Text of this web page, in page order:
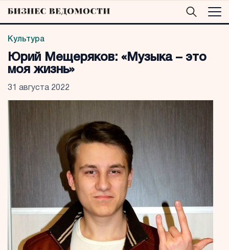
Культура
Юрий Мещеряков: «Музыка – это
моя жизнь»
31 августа 2022